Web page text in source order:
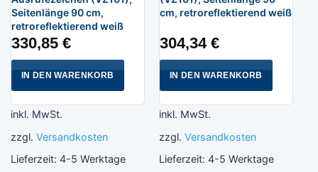
Seitenlänge 90 cm,
retroreflektierend weiß
330,85 €
IN DEN WARENKORB
inkl. MwSt.
zzgl. Versandkosten
Lieferzeit: 4-5 Werktage
cm, retroreflektierend weiß
304,34 €
IN DEN WARENKORB
inkl. MwSt.
zzgl. Versandkosten
Lieferzeit: 4-5 Werktage